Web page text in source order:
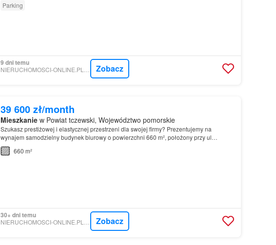
Parking
9 dni temu
Zobacz
39 600 zł/month
Mieszkaniew Powiat tczewski, Województwo pomorskie
Szukasz prestiżowej i elastycznej przestrzeni dla swojej firmy? Prezentujemy na
wynajem samodzielny budynek biurowy o powierzchni 660 m², położony przy ul…
660 m²
30+ dni temu
Zobacz